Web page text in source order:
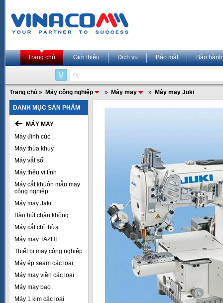
Trang chủ Giới thiệu Dịch vụ Bảo mật Bảo hành
Trang chủ » Máy công nghiệp » Máy may » Máy may Juki
DANH MỤC SẢN PHẨM
MÁY MAY
Máy đính cúc
Máy thùa khuy
Máy vắt sổ
Máy thêu vi tính
Máy cắt khuôn mẫu may
công nghiệp
Máy may Jaki
Bàn hút chân không
Máy cắt chỉ thừa
Máy may TAZHI
Thiết bị may công nghiệp
Máy ép seam các loại
Máy may viền các loại
Máy may bao
Máy 1 kim các loại